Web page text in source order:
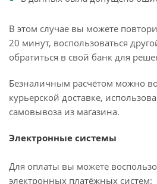
В этом случае вы можете
20 минут, воспользоваться
обратиться в свой банк для
Безналичным расчётом можно
курьерской доставке,
самовывоза из магазина.
Электронные системы
Для оплаты вы можете
электронных платёжных систем: